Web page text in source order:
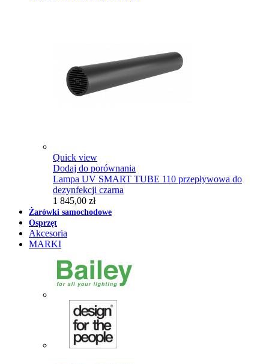
Quick view
Dodaj do porównania
Lampa UV SMART TUBE 110 przepływowa do
dezynfekcji czarna
1 845,00 zł
Żarówki samochodowe
Osprzęt
Akcesoria
MARKI